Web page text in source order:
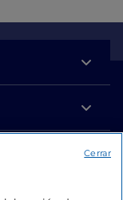
Cerrar